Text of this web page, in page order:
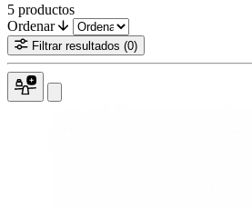
5 productos
Ordenar
Filtrar resultados (0)